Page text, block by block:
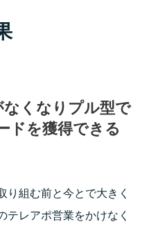
くなりプル型で
ドを獲得できる
り組む前と今とで大きく
テレアポ営業をかけなく